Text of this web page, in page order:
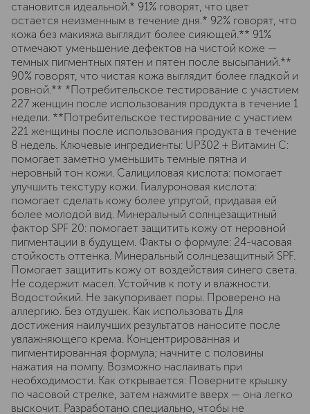
становится идеальной.* 91% говорят, что цвет
остается неизменным в течение дня.* 92% говорят, что
кожа без макияжа выглядит более сияющей.** 91%
отмечают уменьшение дефектов на чистой коже —
темных пигментных пятен и пятен после высыпаний.**
90% говорят, что чистая кожа выглядит более гладкой и
ровной.** *Потребительское тестирование с участием
227 женщин после использования продукта в течение 1
недели. **Потребительское тестирование с участием
221 женщины после использования продукта в течение
8 недель. Ключевые ингредиенты: UP302 + Витамин С:
помогает заметно уменьшить темные пятна и
неровный тон кожи. Салициловая кислота: помогает
улучшить текстуру кожи. Гиалуроновая кислота:
помогает сделать кожу более упругой, придавая ей
более молодой вид. Минеральный солнцезащитный
фактор SPF 20: помогает защитить кожу от неровной
пигментации в будущем. Факты о формуле: 24-часовая
стойкость оттенка. Минеральный солнцезащитный SPF.
Помогает защитить кожу от воздействия синего света.
Не содержит масел. Устойчив к поту и влажности.
Водостойкий. Не закупоривает поры. Проверено на
аллергию. Без отдушек. Как использовать Для
достижения наилучших результатов наносите после
увлажняющего крема. Концентрированная и
пигментированная формула; начните с половины
нажатия на помпу. Возможно наслаивать при
необходимости. Как открывается: Поверните крышку
по часовой стрелке, затем нажмите вверх — она легко
выскочит. Разработано специально, чтобы не